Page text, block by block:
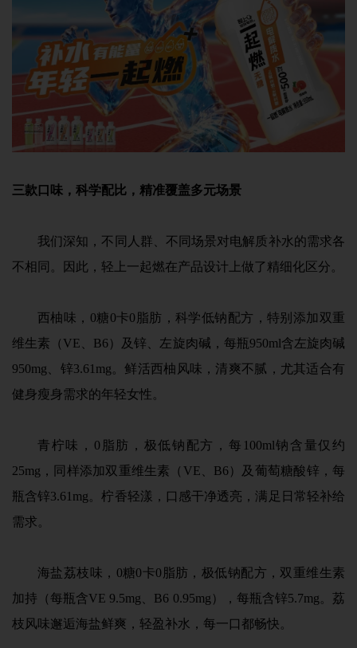
三款口味，科学配比，精准覆盖多元场景
我们深知，不同人群、不同场景对电解质补水的需求各
不相同。因此，轻上一起燃在产品设计上做了精细化区分。
西柚味，0糖0卡0脂肪，科学低钠配方，特别添加双重
维生素（VE、B6）及锌、左旋肉碱，每瓶950ml含左旋肉碱
950mg、锌3.61mg。鲜活西柚风味，清爽不腻，尤其适合有
健身瘦身需求的年轻女性。
青柠味，0脂肪，极低钠配方，每100ml钠含量仅约
25mg，同样添加双重维生素（VE、B6）及葡萄糖酸锌，每
瓶含锌3.61mg。柠香轻漾，口感干净透亮，满足日常轻补给
需求。
海盐荔枝味，0糖0卡0脂肪，极低钠配方，双重维生素
加持（每瓶含VE 9.5mg、B6 0.95mg），每瓶含锌5.7mg。荔
枝风味邂逅海盐鲜爽，轻盈补水，每一口都畅快。